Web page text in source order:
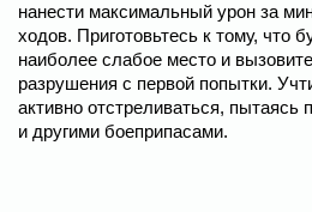
нанести максимальный урон за
ходов. Приготовьтесь к тому, что
наиболее слабое место и
разрушения с первой попытки.
активно отстреливаться, пытаясь
и другими боеприпасами.